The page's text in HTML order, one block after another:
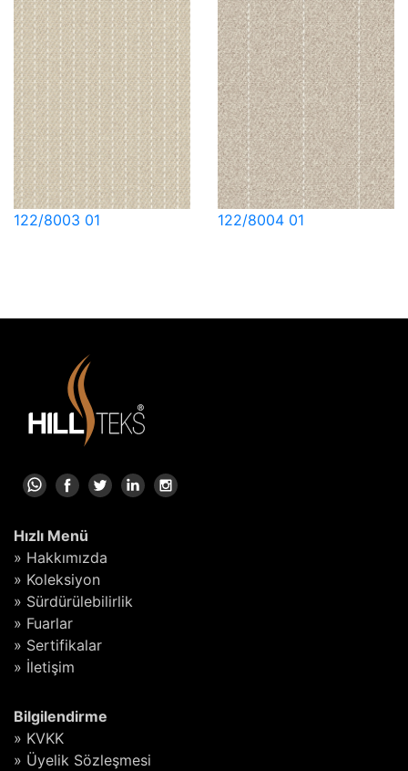
122/8003 01 122/8004 01
Hızlı Menü
» Hakkımızda
» Koleksiyon
» Sürdürülebilirlik
» Fuarlar
» Sertifikalar
» İletişim
Bilgilendirme
» KVKK
» Üyelik Sözleşmesi